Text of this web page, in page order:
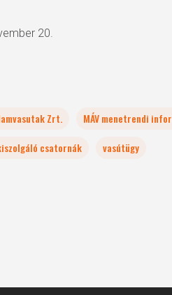
20.
Zrt. MÁV menetrendi
csatornák vasútügy